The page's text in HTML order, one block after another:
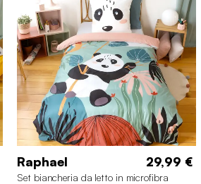
Raphael 29,99 €
Set biancheria da letto in microfibra